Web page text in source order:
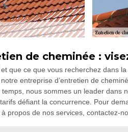
de cheminée :
que ce que vous recherchez dans
entreprise d’entretien de
nous sommes un leader dans
défiant la concurrence. Pour
propos de nos services, contactez-